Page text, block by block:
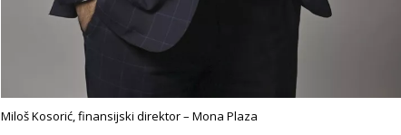
Miloš Kosorić, finansijski direktor – Mona Plaza